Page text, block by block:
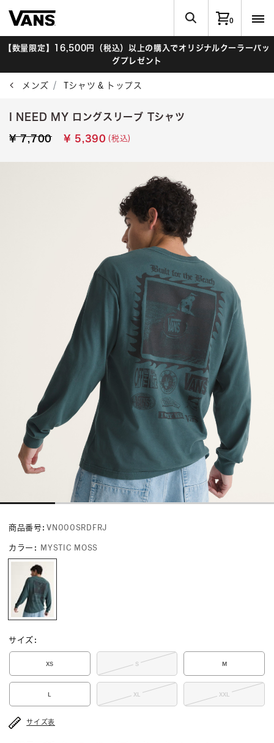
0
【数量限定】16,500円（税込）以上の購入でオリジナルクーラーバッ
グプレゼント
メンズ Tシャツ & トップス
I NEED MY ロングスリーブ Tシャツ
Price reduced from
¥ 7,700to ¥ 5,390 (税込)
商品番号:VN000SRDFRJ
カラー: MYSTIC MOSS
サイズ:
XS S M
L XL XXL
サイズ表